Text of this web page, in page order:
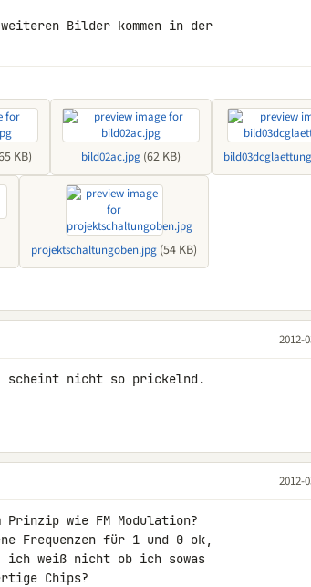
Bilder kommen in der
KB) bild02ac.jpg (62 KB)
projektschaltungoben.jpg (54 KB)
2012-
scheint nicht so prickelnd.
2012-
wie FM Modulation?
Frequenzen für 1 und 0 ok,
weiß nicht ob ich sowas
Chips?